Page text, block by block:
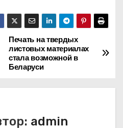
Печать на твердых
листовых материалах
стала возможной в
Беларуси
admin